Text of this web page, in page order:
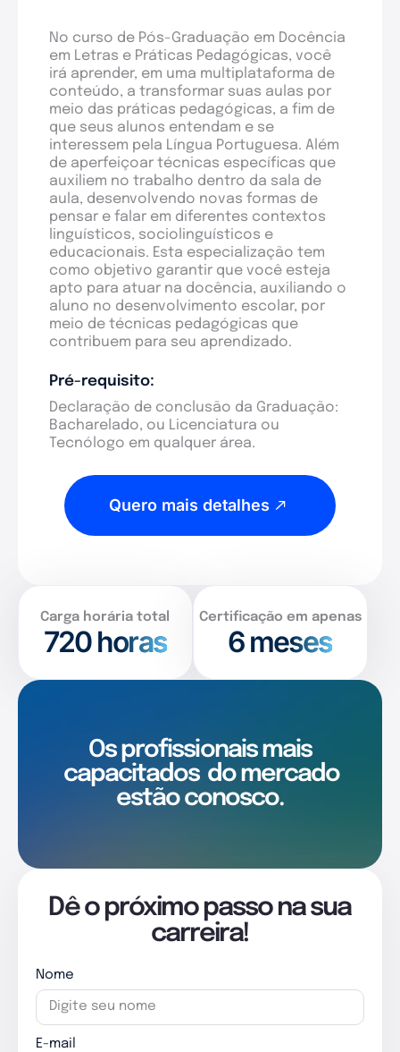
No curso de Pós-Graduação em Docência
em Letras e Práticas Pedagógicas, você
irá aprender, em uma multiplataforma de
conteúdo, a transformar suas aulas por
meio das práticas pedagógicas, a fim de
que seus alunos entendam e se
interessem pela Língua Portuguesa. Além
de aperfeiçoar técnicas específicas que
auxiliem no trabalho dentro da sala de
aula, desenvolvendo novas formas de
pensar e falar em diferentes contextos
linguísticos, sociolinguísticos e
educacionais. Esta especialização tem
como objetivo garantir que você esteja
apto para atuar na docência, auxiliando o
aluno no desenvolvimento escolar, por
meio de técnicas pedagógicas que
contribuem para seu aprendizado.
Pré-requisito:
Declaração de conclusão da Graduação:
Bacharelado, ou Licenciatura ou
Tecnólogo em qualquer área.
Quero mais detalhes
Carga horária total
720horas
Certificação em apenas
6 meses
Os profissionais mais
capacitados do mercado
estão conosco.
Dê o próximo passo na sua
carreira!
Nome
E-mail